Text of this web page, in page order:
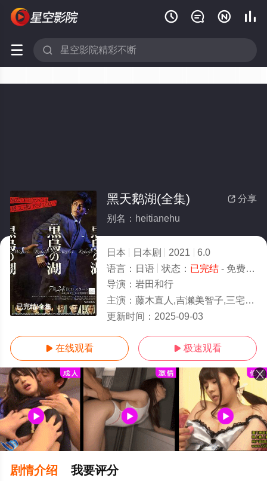
   
 
已完结/全集
 分享
黑天鹅湖(全集)
别名：heitianehu
日本 日本剧 2021
6.0
语言： 日语 状态： 已完结- 免费在线观看
导演： 岩田和行
主演： 藤木直人,吉濑美智子,三宅健,财前直见,服部树咲,大澄贤也,宅麻伸,杉本哲太,板尾创路
更新时间： 2025-09-03
 在线观看  极速观看
剧情介绍 我要评分